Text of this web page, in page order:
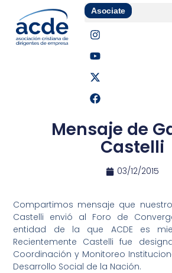
Asociate
Mensaje de
Castelli
03/12/2015
Compartimos mensaje que
Castelli envió al Foro de
entidad de la que ACDE es
Recientemente Castelli fue
Coordinación y Monitoreo
Desarrollo Social de la Nación.